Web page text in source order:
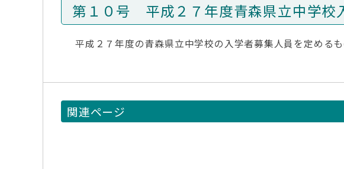
第１０号 平成２７年度青森県立中学校
平成２７年度の青森県立中学校の入学者募集人員を定めるも
関連ページ